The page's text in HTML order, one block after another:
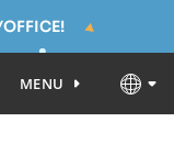
MENU